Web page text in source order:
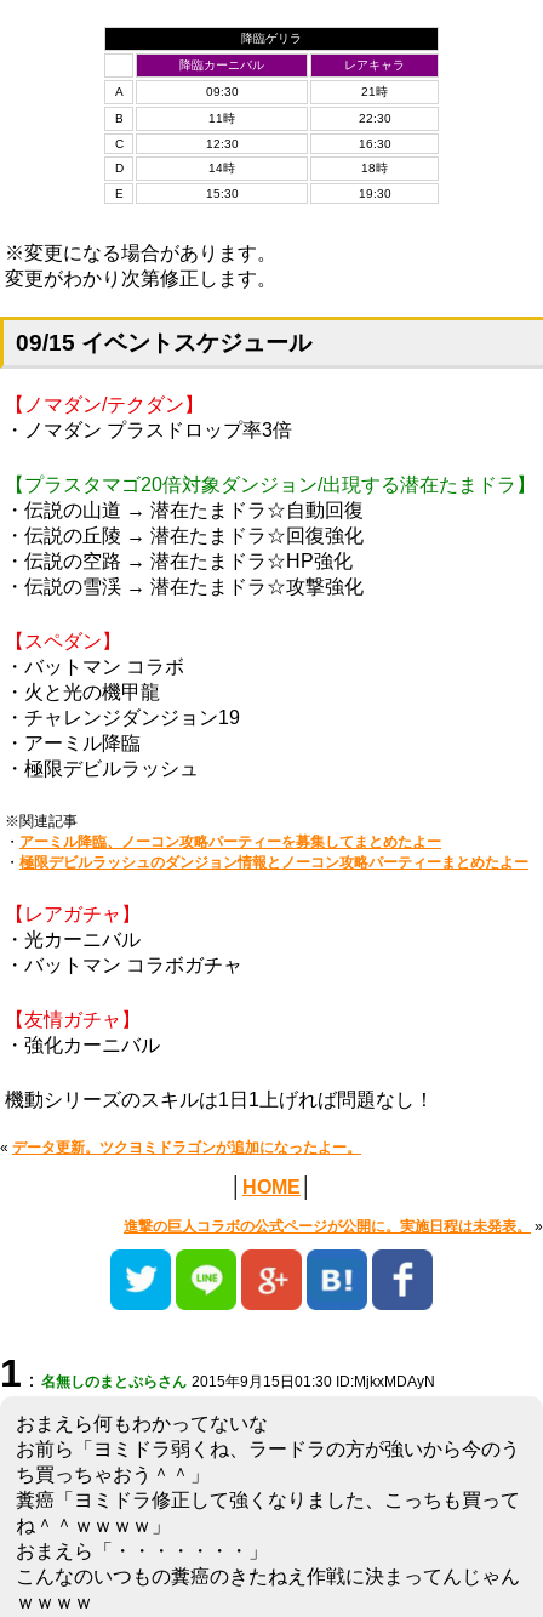
降臨ゲリラ
降臨カーニバル
レアキャラ
A
09:30
21時
B
11時
22:30
C
12:30
16:30
D
14時
18時
E
15:30 19:30
※変更になる場合があります。
変更がわかり次第修正します。
09/15 イベントスケジュール
【ノマダン/テクダン】
・ノマダン プラスドロップ率3倍
【プラスタマゴ20倍対象ダンジョン/出現する潜在たまドラ】
・伝説の山道 → 潜在たまドラ☆自動回復
・伝説の丘陵 → 潜在たまドラ☆回復強化
・伝説の空路 → 潜在たまドラ☆HP強化
・伝説の雪渓 → 潜在たまドラ☆攻撃強化
【スペダン】
・バットマン コラボ
・火と光の機甲龍
・チャレンジダンジョン19
・アーミル降臨
・極限デビルラッシュ
※関連記事
・ アーミル降臨、ノーコン攻略パーティーを募集してまとめたよー
・ 極限デビルラッシュのダンジョン情報とノーコン攻略パーティーまとめたよー
【レアガチャ】
・光カーニバル
・バットマン コラボガチャ
【友情ガチャ】
・強化カーニバル
機動シリーズのスキルは1日1上げれば問題なし！
« データ更新。ツクヨミドラゴンが追加になったよー。
HOME
進撃の巨人コラボの公式ページが公開に。実施日程は未発表。 »
1 ： 名無しのまとぷらさん 2015年9月15日01:30 ID:MjkxMDAyN
おまえら何もわかってないな
お前ら「ヨミドラ弱くね、ラードラの方が強いから今のう
ち買っちゃおう＾＾」
糞癌「ヨミドラ修正して強くなりました、こっちも買って
ね＾＾ｗｗｗｗ」
おまえら「・・・・・・・」
こんなのいつもの糞癌のきたねえ作戦に決まってんじゃん
ｗｗｗｗ